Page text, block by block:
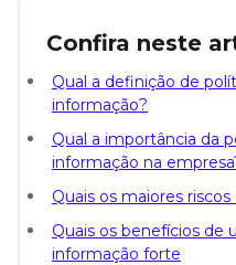
Confira neste
Qual a definição de
informação?
Qual a importância da
informação na
Quais os maiores
Quais os benefícios de
informação forte